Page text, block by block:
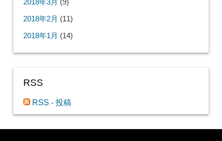
2018年12月(16)
2018年11月(6)
2018年10月(8)
2018年9月(18)
2018年6月(15)